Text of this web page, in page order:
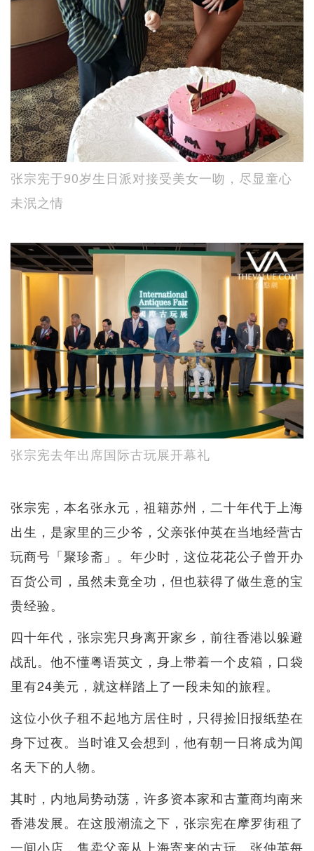
张宗宪于90岁生日派对接受美女一吻，尽显童心
未泯之情
张宗宪去年出席国际古玩展开幕礼
张宗宪，本名张永元，祖籍苏州，二十年代于上海
出生，是家里的三少爷，父亲张仲英在当地经营古
玩商号「聚珍斋」。年少时，这位花花公子曾开办
百货公司，虽然未竟全功，但也获得了做生意的宝
贵经验。
四十年代，张宗宪只身离开家乡，前往香港以躲避
战乱。他不懂粤语英文，身上带着一个皮箱，口袋
里有24美元，就这样踏上了一段未知的旅程。
这位小伙子租不起地方居住时，只得捡旧报纸垫在
身下过夜。当时谁又会想到，他有朝一日将成为闻
名天下的人物。
其时，内地局势动荡，许多资本家和古董商均南来
香港发展。在这股潮流之下，张宗宪在摩罗街租了
一间小店，售卖父亲从上海寄来的古玩。张仲英每